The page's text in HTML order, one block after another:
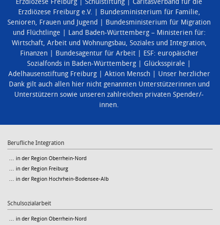
Erzdiözese Freiburg e.V.
Bundesministerium für Familie,
Senioren, Frauen und Jugend
Bundesministerium für Migration
und Flüchtlinge
Land Baden-Württemberg – Ministerien für:
Wirtschaft, Arbeit und Wohnungsbau, Soziales und Integration,
Finanzen
Bundesagentur für Arbeit
ESF: europäischer
Sozialfonds in Baden-Württemberg
Glücksspirale
Adelhausenstiftung Freiburg
Aktion Mensch
Unser herzlicher
Dank gilt auch allen hier nicht genannten Unterstützerinnen und
Unterstützern sowie unseren zahlreichen privaten Spender/-
innen.
Berufliche Integration
… in der Region Oberrhein-Nord
… in der Region Freiburg
… in der Region Hochrhein-Bodensee-Alb
Schulsozialarbeit
… in der Region Oberrhein-Nord